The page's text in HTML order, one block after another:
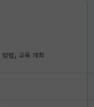
법」 교육 개최